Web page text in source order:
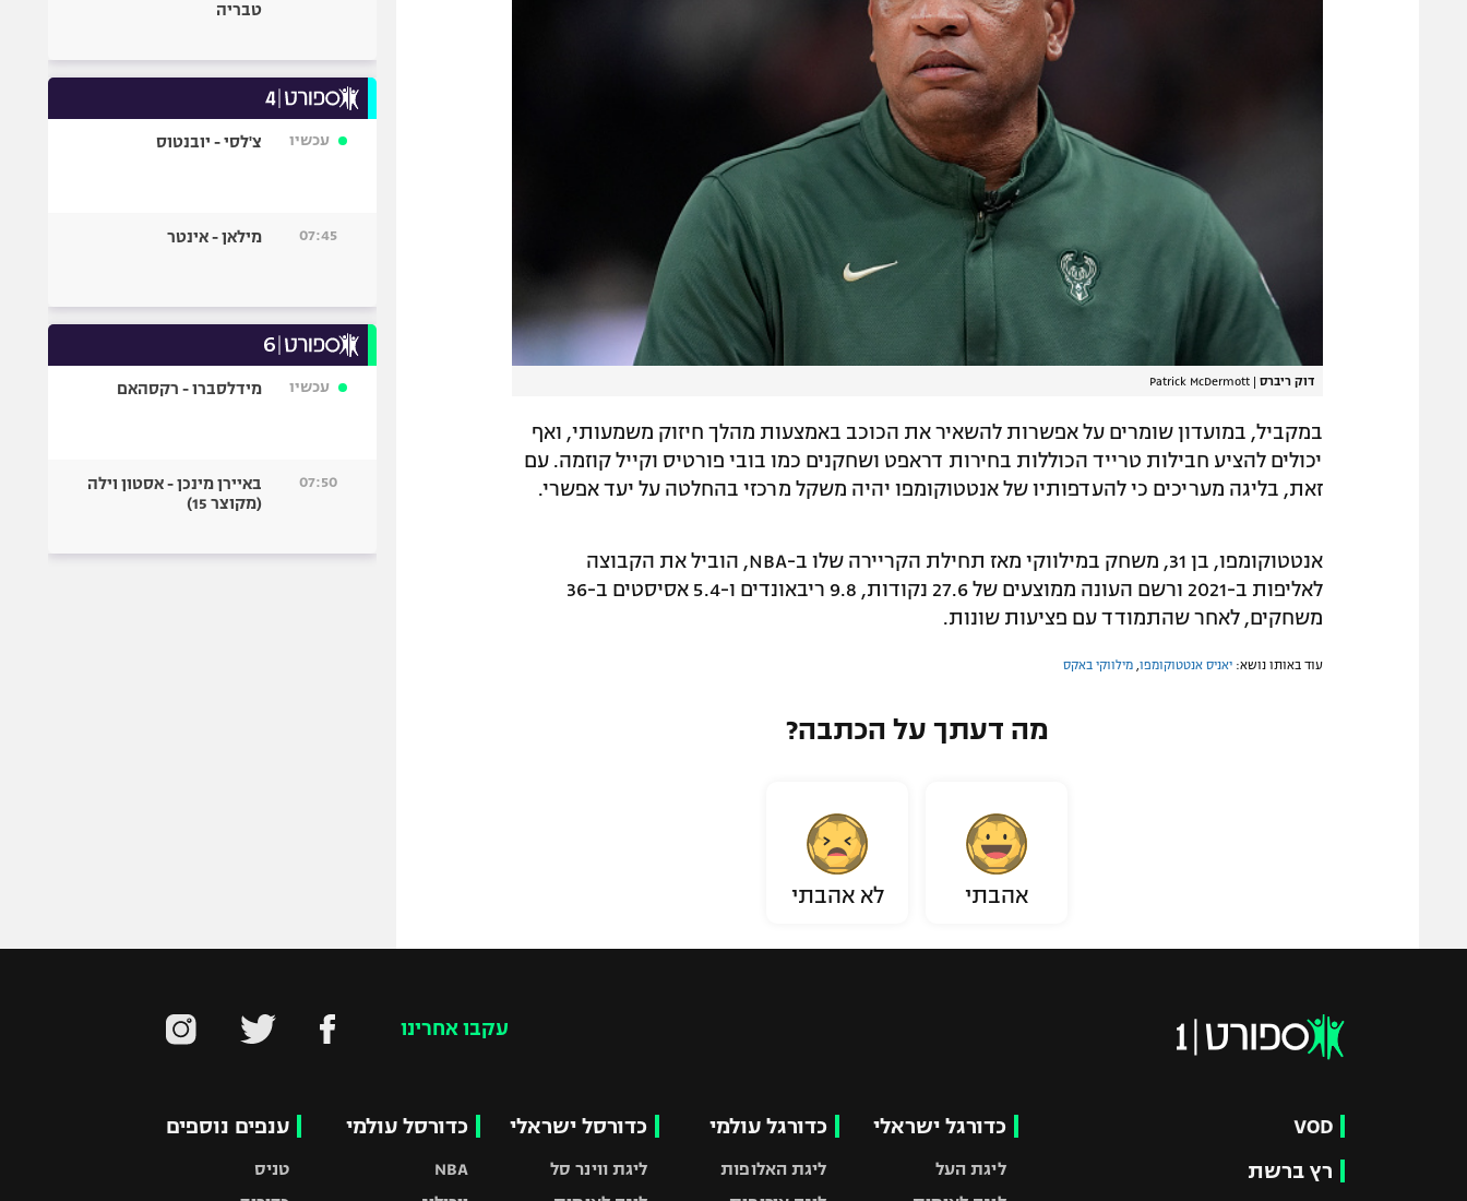
דוק ריברס |
Patrick McDermott
במקביל, במועדון שומרים על אפשרות להשאיר את הכוכב באמצעות מהלך חיזוק משמעותי, ואף
יכולים להציע חבילות טרייד הכוללות בחירות דראפט ושחקנים כמו בובי פורטיס וקייל קוזמה. עם
זאת, בליגה מעריכים כי להעדפותיו של אנטטוקומפו יהיה משקל מרכזי בהחלטה על יעד אפשרי.
אנטטוקומפו, בן 31, משחק במילווקי מאז תחילת הקריירה שלו ב-NBA, הוביל את הקבוצה
לאליפות ב-2021 ורשם העונה ממוצעים של 27.6 נקודות, 9.8 ריבאונדים ו-5.4 אסיסטים ב-36
משחקים, לאחר שהתמודד עם פציעות שונות.
עוד באותו נושא: יאניס אנטטוקומפו מילווקי באקס
מה דעתך על הכתבה?
אהבתי לא אהבתי
טבריה
עכשיו צ'לסי - יובנטוס
07:45 מילאן - אינטר
עכשיו מידלסברו - רקסהאם
07:50
באיירן מינכן - אסטון וילה
(מקוצר 15)
עקבו אחרינו
VOD
רץ ברשת
כדורגל ישראלי
ליגת העל
כדורגל עולמי
ליגת האלופות
כדורסל ישראלי
ליגת ווינר סל
כדורסל עולמי
NBA
ענפים נוספים
טניס